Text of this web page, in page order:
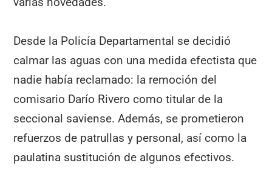
Desde la Policía Departamental se decidió
calmar las aguas con una medida efectista que
nadie había reclamado: la remoción del
comisario Darío Rivero como titular de la
seccional saviense. Además, se prometieron
refuerzos de patrullas y personal, así como la
paulatina sustitución de algunos efectivos.